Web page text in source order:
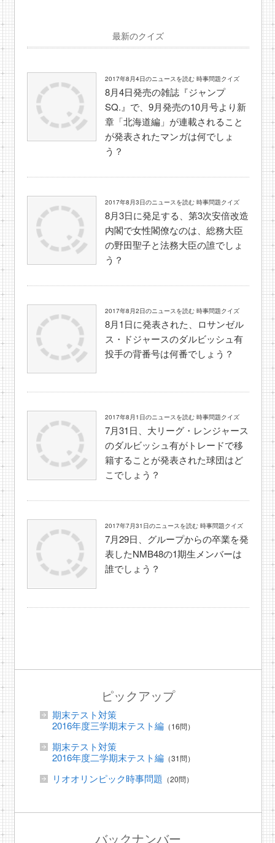
最新のクイズ
2017年8月4日のニュースを読む 時事問題クイズ
8月4日発売の雑誌『ジャンプ
SQ.』で、9月発売の10月号より新
章「北海道編」が連載されること
が発表されたマンガは何でしょ
う？
2017年8月3日のニュースを読む 時事問題クイズ
8月3日に発足する、第3次安倍改造
内閣で女性閣僚なのは、総務大臣
の野田聖子と法務大臣の誰でしょ
う？
2017年8月2日のニュースを読む 時事問題クイズ
8月1日に発表された、ロサンゼル
ス・ドジャースのダルビッシュ有
投手の背番号は何番でしょう？
2017年8月1日のニュースを読む 時事問題クイズ
7月31日、大リーグ・レンジャース
のダルビッシュ有がトレードで移
籍することが発表された球団はど
こでしょう？
2017年7月31日のニュースを読む 時事問題クイズ
7月29日、グループからの卒業を発
表したNMB48の1期生メンバーは
誰でしょう？
ピックアップ
期末テスト対策
2016年度三学期末テスト編（16問）
期末テスト対策
2016年度二学期末テスト編（31問）
リオオリンピック時事問題 （20問）
バックナンバー